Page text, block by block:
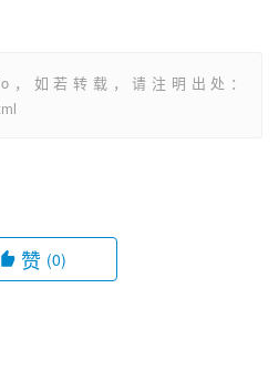
，如若转载，请注明出处：
赞 (0)